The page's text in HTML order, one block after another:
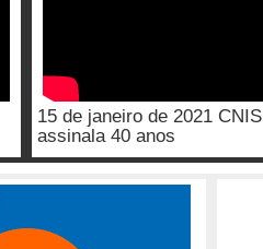
15 de janeiro de 2021 CNIS
assinala 40 anos